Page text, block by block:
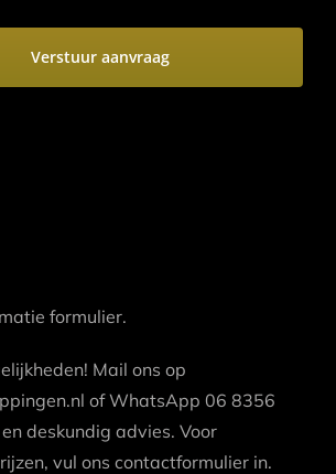
formulier.
Mail ons op
of WhatsApp 06 8356
deskundig advies. Voor
vul ons contactformulier in.